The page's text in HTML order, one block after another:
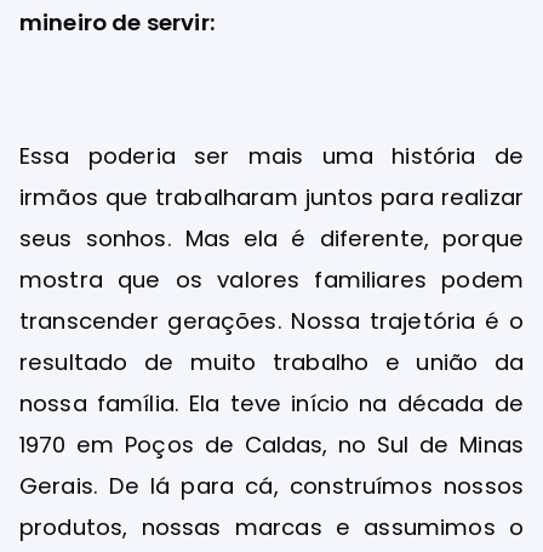
mineiro de servir:
Essa poderia ser mais uma história de
irmãos que trabalharam juntos para realizar
seus sonhos. Mas ela é diferente, porque
mostra que os valores familiares podem
transcender gerações. Nossa trajetória é o
resultado de muito trabalho e união da
nossa família. Ela teve início na década de
1970 em Poços de Caldas, no Sul de Minas
Gerais. De lá para cá, construímos nossos
produtos, nossas marcas e assumimos o